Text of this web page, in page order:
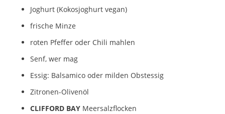
Joghurt (Kokosjoghurt vegan)
frische Minze
roten Pfeffer oder Chili mahlen
Senf, wer mag
Essig: Balsamico oder milden Obstessig
Zitronen-Olivenöl
CLIFFORD BAY Meersalzflocken